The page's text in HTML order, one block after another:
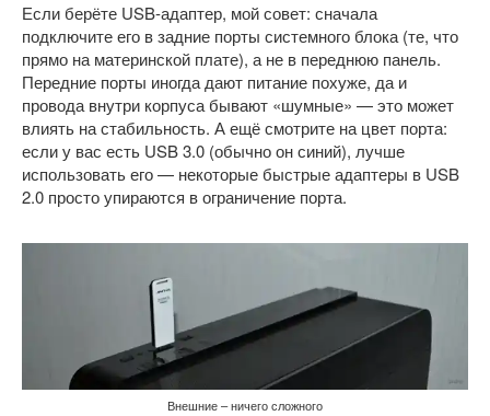
Если берёте USB-адаптер, мой совет: сначала
подключите его в задние порты системного блока (те, что
прямо на материнской плате), а не в переднюю панель.
Передние порты иногда дают питание похуже, да и
провода внутри корпуса бывают «шумные» — это может
влиять на стабильность. А ещё смотрите на цвет порта:
если у вас есть USB 3.0 (обычно он синий), лучше
использовать его — некоторые быстрые адаптеры в USB
2.0 просто упираются в ограничение порта.
Внешние – ничего сложного